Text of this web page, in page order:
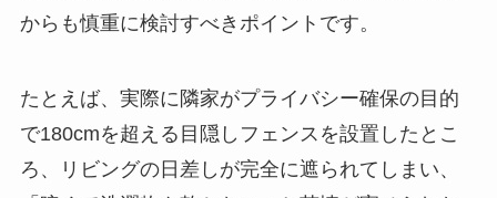
からも慎重に検討すべきポイントです。
たとえば、実際に隣家がプライバシー確保の目的
で180cmを超える目隠しフェンスを設置したとこ
ろ、リビングの日差しが完全に遮られてしまい、